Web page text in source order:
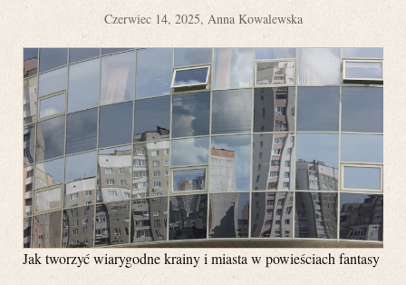
Czerwiec 14, 2025, Anna Kowalewska
Jak tworzyć wiarygodne krainy i miasta w powieściach fantasy